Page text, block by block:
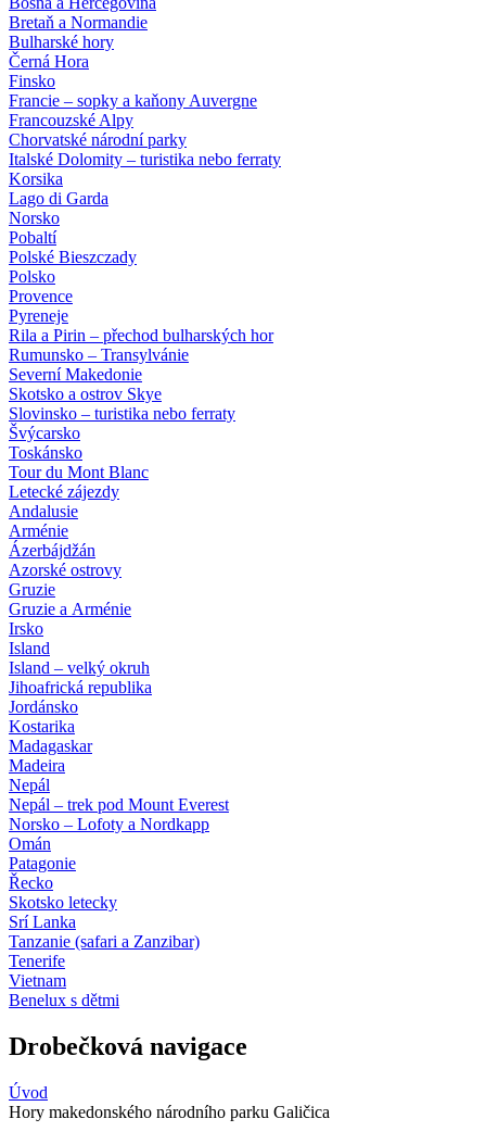
Bretaň a Normandie
Bulharské hory
Černá Hora
Finsko
Francie – sopky a kaňony Auvergne
Francouzské Alpy
Chorvatské národní parky
Italské Dolomity – turistika nebo ferraty
Korsika
Lago di Garda
Norsko
Pobaltí
Polské Bieszczady
Polsko
Provence
Pyreneje
Rila a Pirin – přechod bulharských hor
Rumunsko – Transylvánie
Severní Makedonie
Skotsko a ostrov Skye
Slovinsko – turistika nebo ferraty
Švýcarsko
Toskánsko
Tour du Mont Blanc
Letecké zájezdy
Andalusie
Arménie
Ázerbájdžán
Azorské ostrovy
Gruzie
Gruzie a Arménie
Irsko
Island
Island – velký okruh
Jihoafrická republika
Jordánsko
Kostarika
Madagaskar
Madeira
Nepál
Nepál – trek pod Mount Everest
Norsko – Lofoty a Nordkapp
Omán
Patagonie
Řecko
Skotsko letecky
Srí Lanka
Tanzanie (safari a Zanzibar)
Tenerife
Vietnam
Benelux s dětmi
Drobečková navigace
Úvod
Hory makedonského národního parku Galičica